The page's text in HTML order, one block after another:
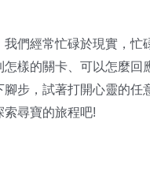
我們經常忙碌於現實 ，忙
怎樣的關卡 可以怎麼回
步，試著打開心靈的任
索尋寶的旅程吧!